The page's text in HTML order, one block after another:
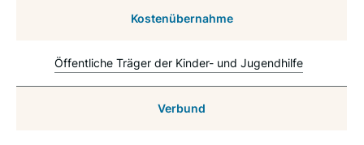
Kostenübernahme
Öffentliche Träger der Kinder- und Jugendhilfe
Verbund